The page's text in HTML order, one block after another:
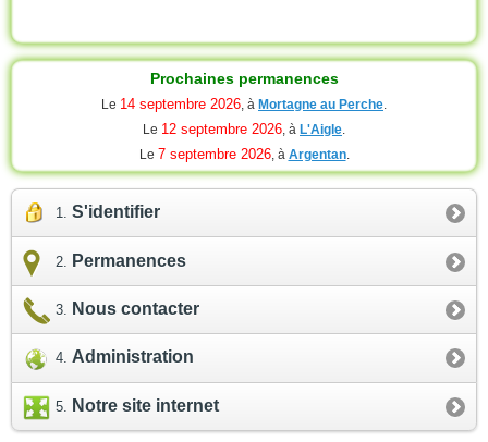
Prochaines permanences
Le 14 septembre 2026, à Mortagne au Perche.
Le 12 septembre 2026, à L'Aigle.
Le 7 septembre 2026, à Argentan.
S'identifier
Permanences
Nous contacter
Administration
Notre site internet